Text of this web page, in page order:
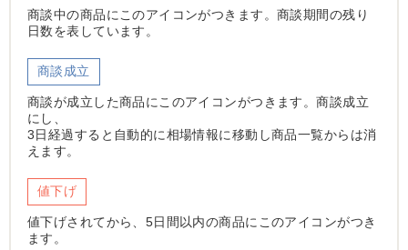
商談中の商品にこのアイコンがつきます。商談期間の残り
日数を表しています。
商談成立
商談が成立した商品にこのアイコンがつきます。商談成立
にし、
3日経過すると自動的に相場情報に移動し商品一覧からは消
えます。
値下げ
値下げされてから、5日間以内の商品にこのアイコンがつき
ます。